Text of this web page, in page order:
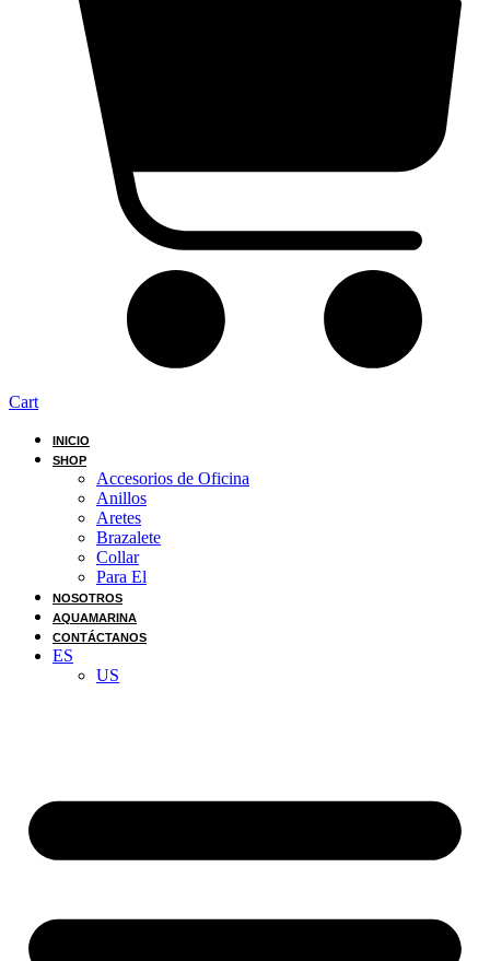
Cart
INICIO
SHOP
Accesorios de Oficina
Anillos
Aretes
Brazalete
Collar
Para El
NOSOTROS
AQUAMARINA
CONTÁCTANOS
ES
US